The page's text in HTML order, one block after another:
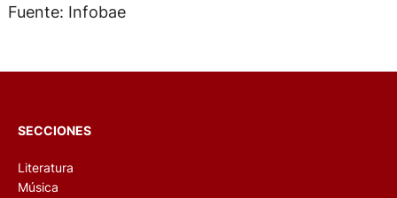
Fuente: Infobae
SECCIONES
Literatura
Música